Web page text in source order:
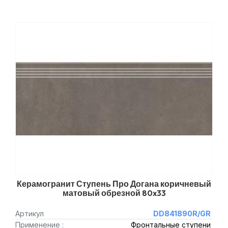
Керамогранит Ступень Про Догана коричневый
матовый обрезной 80x33
Артикул
DD841890R/GR
Применение :
Фронтальные ступени